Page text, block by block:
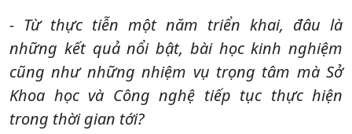
- Từ thực tiễn một năm triển khai, đâu là
những kết quả nổi bật, bài học kinh nghiệm
cũng như những nhiệm vụ trọng tâm mà Sở
Khoa học và Công nghệ tiếp tục thực hiện
trong thời gian tới?